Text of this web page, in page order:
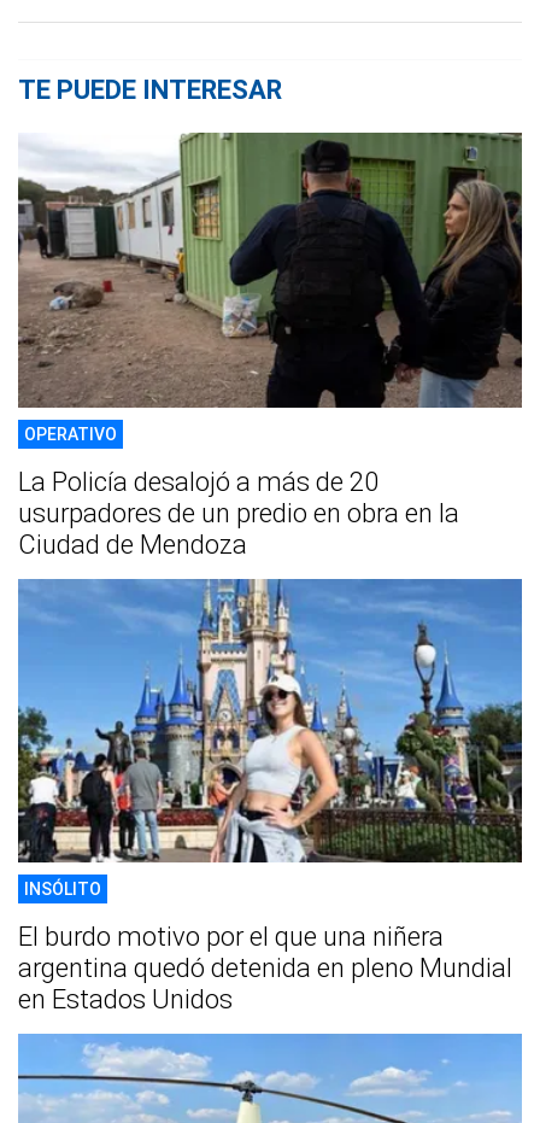
TE PUEDE INTERESAR
OPERATIVO
La Policía desalojó a más de 20
usurpadores de un predio en obra en la
Ciudad de Mendoza
INSÓLITO
El burdo motivo por el que una niñera
argentina quedó detenida en pleno Mundial
en Estados Unidos